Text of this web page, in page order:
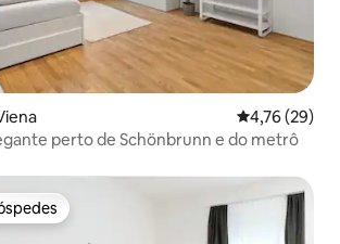
4,76 de uma
4,76 (29)
perto de Schönbrunn e do metrô